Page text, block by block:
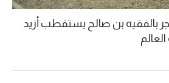
بالفقيه بن صالح يستقطب أزيد